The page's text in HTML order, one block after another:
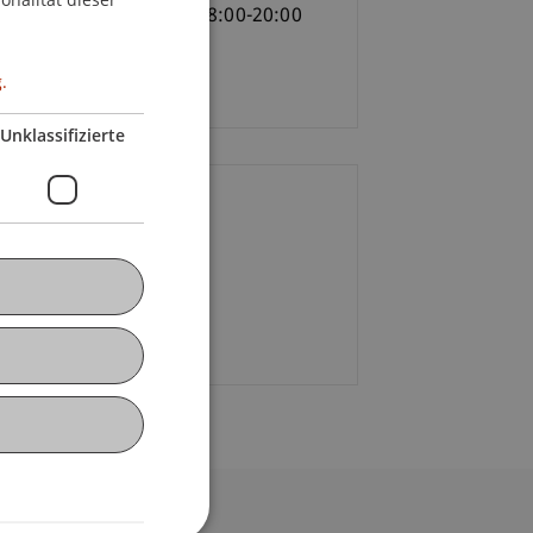
07. März 2017, 18:00-20:00
Liechtenstein
MBA
71 599 24 56
Unklassifizierte